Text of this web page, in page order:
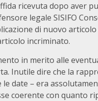
ricevuta dopo aver
legale SISIFO
di nuovo
incriminato.
in merito alle
Inutile dire che la
le date – era
coerente con quanto